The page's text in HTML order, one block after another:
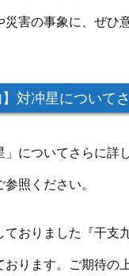
災害の事象に、ぜひ
】対冲星について
」についてさらに詳
照ください。
ておりました『干支
ります。ご期待の